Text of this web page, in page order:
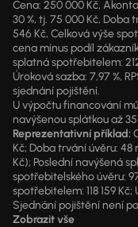
Cena: 250 000 Kč,
30 %, tj. 75 000 Kč, Doba
546 Kč, Celková výše
cena mínus podíl
splatná spotřebitelem:
Úroková sazba: 7,97 %,
sjednání pojištění.
U výpočtu financování
navýšenou splátkou až
Reprezentativní příklad:
Kč; Doba trvání úvěru: 48
Kč); Poslední navýšená
spotřebitelského úvěru:
spotřebitelem: 118 159 Kč;
Sjednání pojištění není
Zobrazit vše